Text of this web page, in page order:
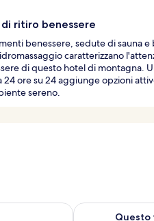
di ritiro benessere
benessere, sedute di sauna e
caratterizzano
di questo hotel di montagna.
24 ore su 24 aggiunge opzioni
sereno.
domani, ago 8 - ago 9
Questo
Verifica la